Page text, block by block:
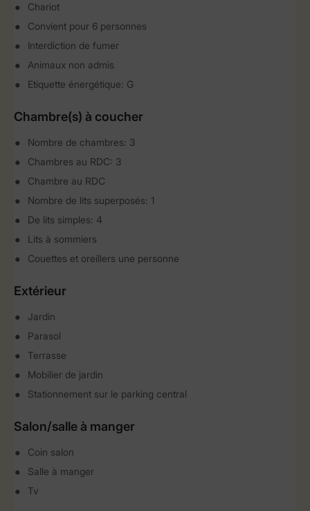
Chariot
Convient pour 6 personnes
Interdiction de fumer
Animaux non admis
Etiquette énergétique: G
Chambre(s) à coucher
Nombre de chambres: 3
Chambres au RDC: 3
Chambre au RDC
Nombre de lits superposés: 1
De lits simples: 4
Lits à sommiers
Couettes et oreillers une personne
Extérieur
Jardin
Parasol
Terrasse
Mobilier de jardin
Stationnement sur le parking central
Salon/salle à manger
Coin salon
Salle à manger
Tv